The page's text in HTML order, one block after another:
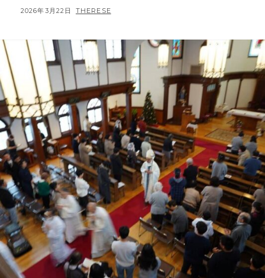
年
3
月
14
日
四
旬
節
黙
想
会
＆
ゆ
る
し
の
秘
跡
POSTED
2026年3月22日 BY
THERESE